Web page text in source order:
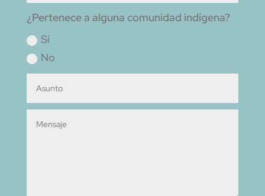
¿Pertenece a alguna comunidad indígena?
Sí
No